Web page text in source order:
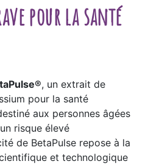
pour la santé
, un extrait de
pour la santé
aux personnes âgées
risque élevé
de BetaPulse repose à la
et technologique